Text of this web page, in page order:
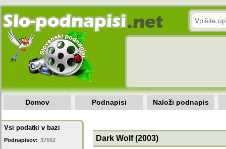
Domov Podnapisi Naloži podnapis
Vsi podatki v bazi
Podnapisov: 37662 Dark Wolf (2003)